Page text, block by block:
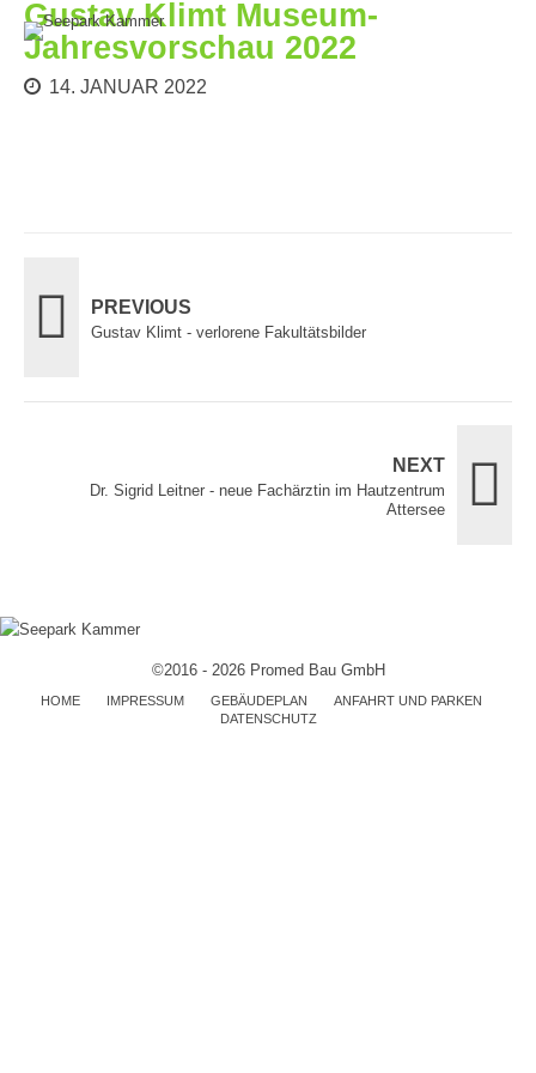
Gustav Klimt Museum-
Jahresvorschau 2022
14. JANUAR 2022
PREVIOUS
Gustav Klimt - verlorene Fakultätsbilder
NEXT
Dr. Sigrid Leitner - neue Fachärztin im Hautzentrum
Attersee
©2016 - 2026 Promed Bau GmbH
HOME IMPRESSUM GEBÄUDEPLAN
ANFAHRT UND PARKEN
DATENSCHUTZ